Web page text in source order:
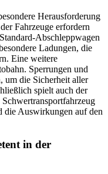
Herausforderung
Fahrzeuge erfordern
Abschleppwagen
Ladungen, die
Eine weitere
Sperrungen und
um die Sicherheit aller
spielt auch der
die Auswirkungen auf den
in der